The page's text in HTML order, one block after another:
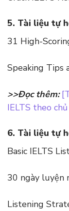
5. Tài liệu tự
31 High-
Speaking Tips
>>Đọc thêm:
IELTS theo
6. Tài liệu tự
Basic IELTS
30 ngày luyện
Listening